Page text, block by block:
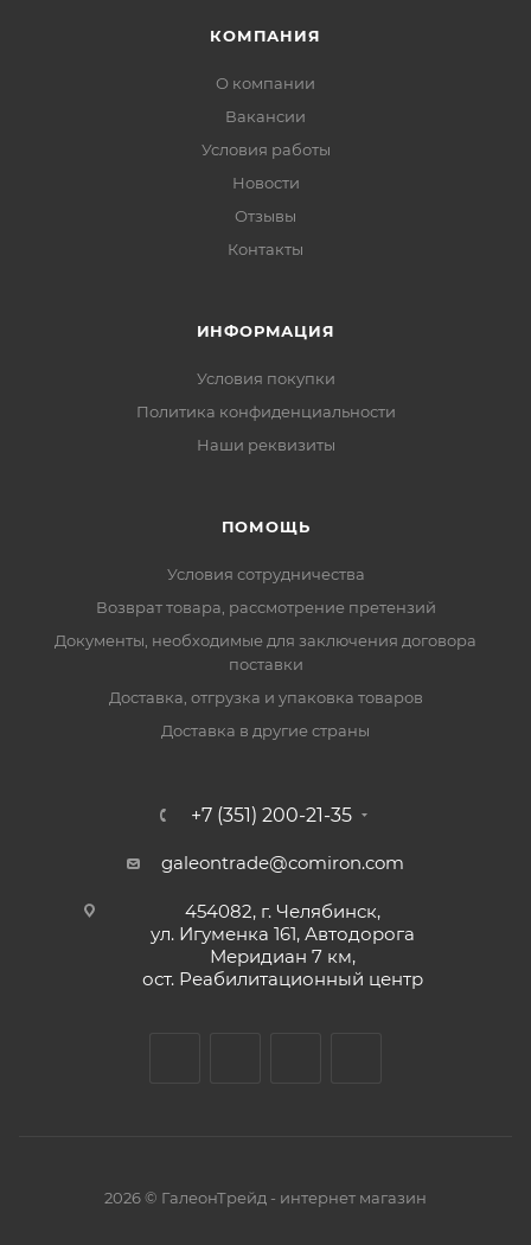
КОМПАНИЯ
О компании
Вакансии
Условия работы
Новости
Отзывы
Контакты
ИНФОРМАЦИЯ
Условия покупки
Политика конфиденциальности
Наши реквизиты
ПОМОЩЬ
Условия сотрудничества
Возврат товара, рассмотрение претензий
Документы, необходимые для заключения договора
поставки
Доставка, отгрузка и упаковка товаров
Доставка в другие страны
+7 (351) 200-21-35
galeontrade@comiron.com
454082, г. Челябинск,
ул. Игуменка 161, Автодорога
Меридиан 7 км,
ост. Реабилитационный центр
2026 © ГалеонТрейд - интернет магазин